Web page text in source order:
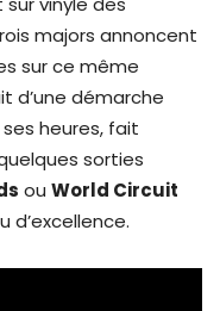
majors annoncent
sur ce même
d’une démarche
heures, fait
sorties
ou World Circuit
d’excellence.